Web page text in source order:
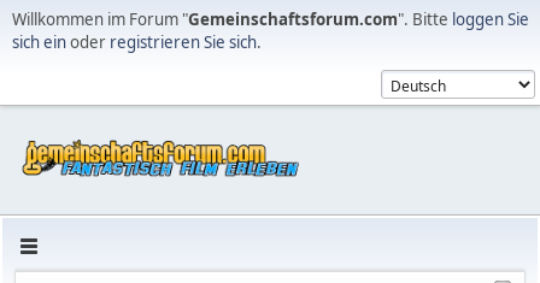
Willkommen im Forum "Gemeinschaftsforum.com". Bitte loggen Sie
sich einoder registrieren Sie sich.